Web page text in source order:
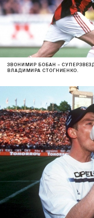
ЗВОНИМИР БОБАН –
ВЛАДИМИРА СТОГНИЕНКО.